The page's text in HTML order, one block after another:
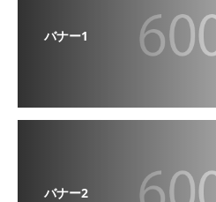
バナー1
バナー2